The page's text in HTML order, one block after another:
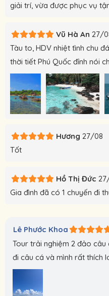
giải trí, vừa được phục vụ
Vũ Hà An 27/
Tàu to, HDV nhiệt tình chu
thời tiết Phú Quốc đỉnh nói
Hương 27/08
Tốt
Hồ Thị Đức
Gia đình đã có 1 chuyến đi
Lê Phước Khoa
Tour trải nghiệm 2 đảo câu
đi câu cá và mình rất thích